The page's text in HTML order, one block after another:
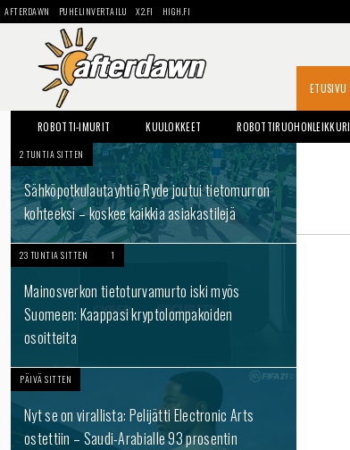
AFTERDAWN PUHELINVERTAILU X2.FI HIGH.FI
ETUSIVU
ROBOTTI-IMURIT KUULOKKEET ROBOTTIRUOHONLEIKKURI
2 TUNTIA SITTEN
Sähköpotkulautayhtiö Ryde joutui tietomurron
kohteeksi – koskee kaikkia asiakastilejä
23 TUNTIA SITTEN 1
Mainosverkon tietoturvamurto iski myös
Suomeen: Kaappasi kryptolompakoiden
osoitteita
PÄIVÄ SITTEN
Nyt se on virallista: Pelijätti Electronic Arts
ostettiin – Saudi-Arabialle 93 prosentin